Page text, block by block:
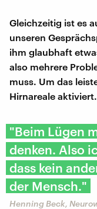
Gleichzeitig ist es
unseren
ihm glaubhaft
also mehrere
muss. Um das
Hirnareale aktiviert.
"Beim Lügen
denken. Also
dass kein
der Mensch."
Henning Beck,